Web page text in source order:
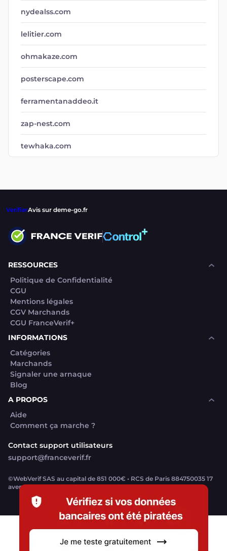
nydealss.com
lelitier.com
ohmakaze.com
posterscape.com
ferramentanaddeo.it
zap-nest.com
tewhaka.com
VerifierAvis sur deme-go.fr
RESSOURCES
Politique de Confidentialité
CGU
Mentions légales
CGV Marchands
CGU FranceVerif+
INFORMATIONS
Catégories
Marchands
Signaler une arnaque
Blog
A PROPOS
Aide
Comment ça marche ?
Contact support utilisateurs
support@franceverif.fr
©WebVerif SAS au capital de 851 000€ • RCS de Paris 884750035 17
avenue Jean Moulin, 93100 Montreuil, France